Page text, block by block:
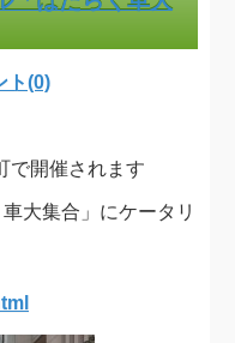
ト(0)
で開催されます
大集合」にケータリ